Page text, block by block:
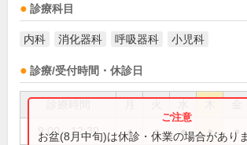
診療科目
内科 消化器科 呼吸器科 小児科
診療/受付時間・休診日
9:00～12:30 ● ● ● ● ●
お盆(8月中旬)は休診・休業の場合があり